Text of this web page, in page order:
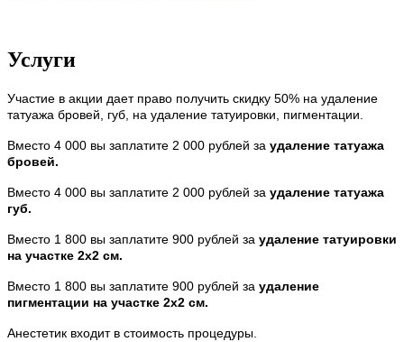
Услуги
Участие в акции дает право получить скидку 50% на удаление
татуажа бровей, губ, на удаление татуировки, пигментации.
Вместо 4 000 вы заплатите 2 000 рублей за удаление татуажа
бровей.
Вместо 4 000 вы заплатите 2 000 рублей за удаление татуажа
губ.
Вместо 1 800 вы заплатите 900 рублей за удаление татуировки
на участке 2х2 см.
Вместо 1 800 вы заплатите 900 рублей за удаление
пигментации на участке 2х2 см.
Анестетик входит в стоимость процедуры.